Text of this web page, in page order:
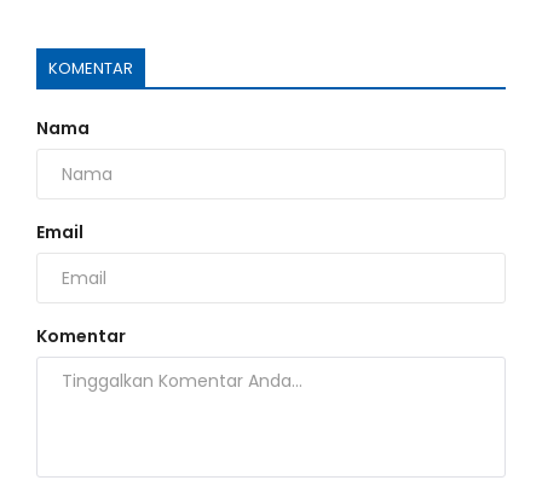
KOMENTAR
Nama
Email
Komentar